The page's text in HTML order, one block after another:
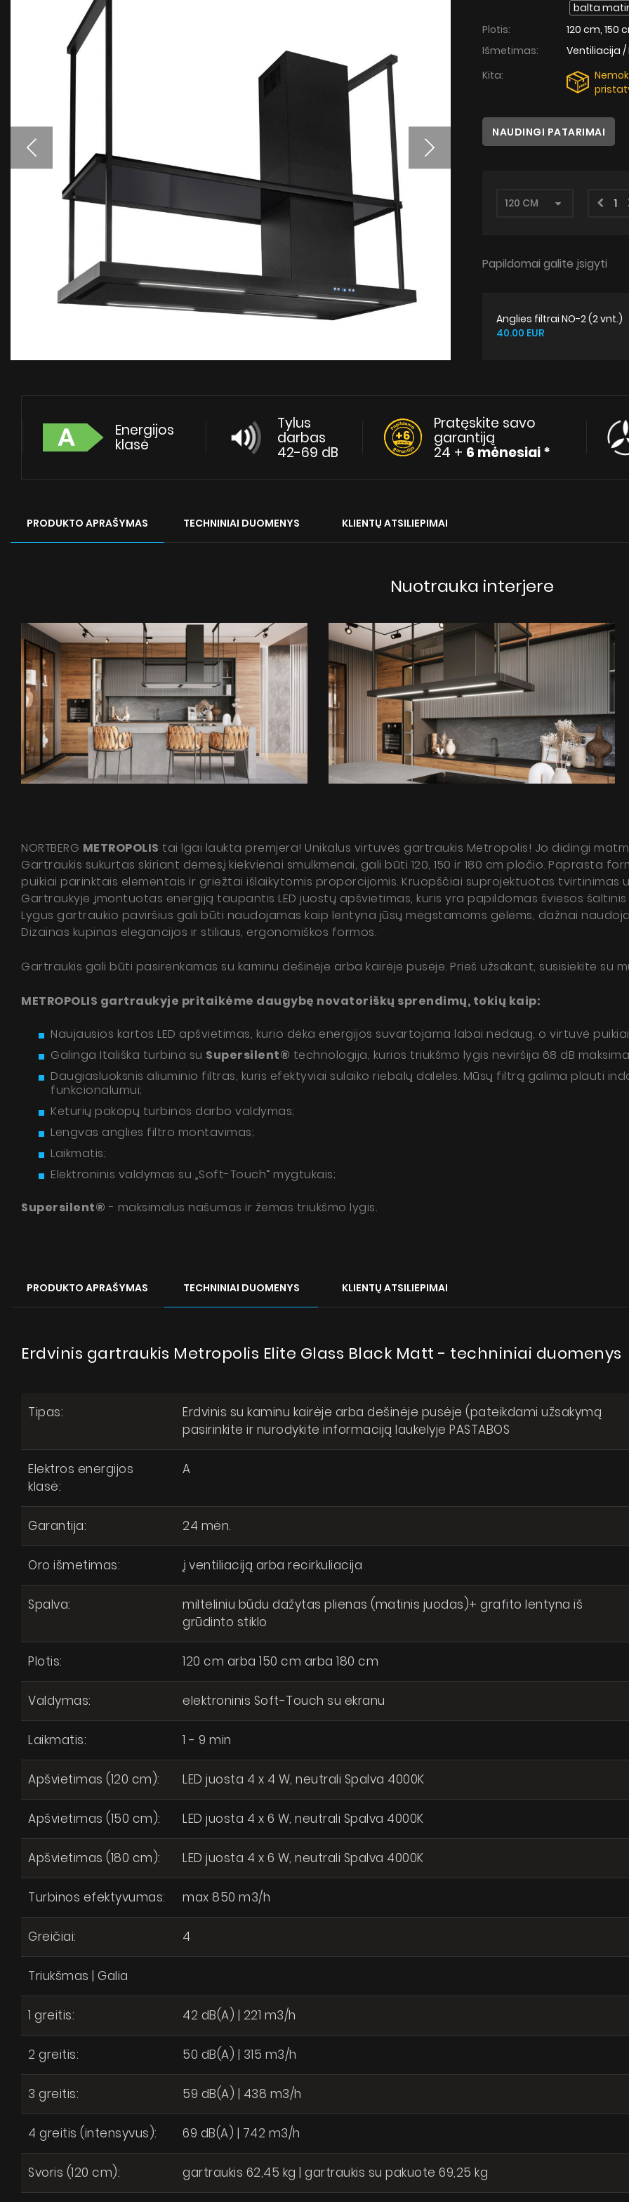
Dirbkime kartu
Priedai gartraukiams
Spalvų pavyzdžiai
balta
Plotis:
120 cm, 150
Išmetimas:
Ventiliacija /
Kita:
NAUDINGI PATARIMAI
Metropolis Elite Glass Black Matt
Papildomai galite įsigyti
Anglies filtrai NO-2 (2 vnt.)
40.00 EUR
Energijos
klasė
Tylus
darbas
42-69 dB
Pratęskite savo
garantiją
24 + 6 mėnesiai *
PRODUKTO APRAŠYMAS TECHNINIAI DUOMENYS KLIENTŲ ATSILIEPIMAI
Nuotrauka interjere
NORTBERG METROPOLIS tai lgai laukta premjera! Unikalus virtuvės gartraukis Metropolis! Jo didingi
Gartraukis sukurtas skiriant dėmesį kiekvienai smulkmenai, gali būti 120, 150 ir 180 cm pločio. Paprasta
puikiai parinktais elementais ir griežtai išlaikytomis proporcijomis. Kruopščiai suprojektuotas tvirtinimas
Gartraukyje įmontuotas energiją taupantis LED juostų apšvietimas, kuris yra papildomas šviesos
Lygus gartraukio paviršius gali būti naudojamas kaip lentyna jūsų mėgstamoms gėlėms, dažnai
Dizainas kupinas elegancijos ir stiliaus, ergonomiškos formos.
Gartraukis gali būti pasirenkamas su kaminu dešinėje arba kairėje pusėje. Prieš užsakant, susisiekite su
METROPOLIS gartraukyje pritaikėme daugybę novatoriškų sprendimų, tokių kaip:
Naujausios kartos LED apšvietimas, kurio dėka energijos suvartojama labai nedaug, o virtuvė
Galinga Itališka turbina su Supersilent® technologija, kurios triukšmo lygis neviršija 68 dB
Daugiasluoksnis aliuminio filtras, kuris efektyviai sulaiko riebalų daleles. Mūsų filtrą galima plauti
funkcionalumui;
Keturių pakopų turbinos darbo valdymas;
Lengvas anglies filtro montavimas;
Laikmatis;
Elektroninis valdymas su „Soft-Touch“ mygtukais;
Supersilent® - maksimalus našumas ir žemas triukšmo lygis.
PRODUKTO APRAŠYMAS TECHNINIAI DUOMENYS KLIENTŲ ATSILIEPIMAI
Erdvinis gartraukis Metropolis Elite Glass Black Matt - techniniai duomenys
Tipas:
Erdvinis su kaminu kairėje arba dešinėje pusėje (pateikdami užsakymą
pasirinkite ir nurodykite informaciją laukelyje PASTABOS
Elektros energijos
klasė:
A
Garantija: 24 mėn.
Oro išmetimas: į ventiliaciją arba recirkuliacija
Spalva:
milteliniu būdu dažytas plienas (matinis juodas)+ grafito lentyna iš
grūdinto stiklo
Plotis: 120 cm arba 150 cm arba 180 cm
Valdymas: elektroninis Soft-Touch su ekranu
Laikmatis: 1 - 9 min
Apšvietimas (120 cm): LED juosta 4 x 4 W, neutrali Spalva 4000K
Apšvietimas (150 cm): LED juosta 4 x 6 W, neutrali Spalva 4000K
Apšvietimas (180 cm): LED juosta 4 x 6 W, neutrali Spalva 4000K
Turbinos efektyvumas: max 850 m3/h
Greičiai: 4
Triukšmas | Galia
1 greitis: 42 dB(A) | 221 m3/h
2 greitis: 50 dB(A) | 315 m3/h
3 greitis: 59 dB(A) | 438 m3/h
4 greitis (intensyvus): 69 dB(A) | 742 m3/h
Svoris (120 cm): gartraukis 62,45 kg | gartraukis su pakuote 69,25 kg